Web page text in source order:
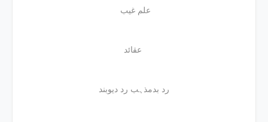
رد بدمذہب رد دیوبند